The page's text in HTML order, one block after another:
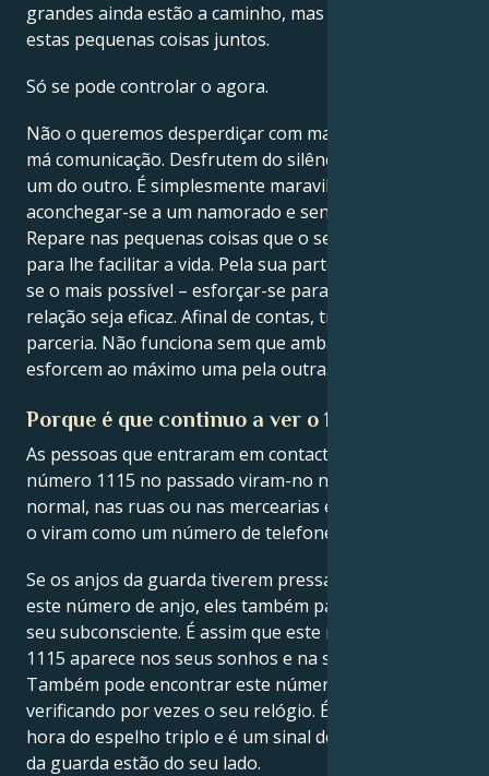
grandes ainda estão a caminho, mas vamos valorizar
estas pequenas coisas juntos.
Só se pode controlar o agora.
Não o queremos desperdiçar com mal-entendidos e
má comunicação. Desfrutem do silêncio do abraço
um do outro. É simplesmente maravilhoso poder
aconchegar-se a um namorado e sentir-se seguro.
Repare nas pequenas coisas que o seu parceiro faz
para lhe facilitar a vida. Pela sua parte, deve esforçar-
se o mais possível – esforçar-se para que a sua
relação seja eficaz. Afinal de contas, trata-se de uma
parceria. Não funciona sem que ambas as partes se
esforcem ao máximo uma pela outra.
Porque é que continuo a ver o 1115?
As pessoas que entraram em contacto com o anjo
número 1115 no passado viram-no na sua vida
normal, nas ruas ou nas mercearias e, por vezes, até
o viram como um número de telefone.
Se os anjos da guarda tiverem pressa em passar-lhe
este número de anjo, eles também passarão para o
seu subconsciente. É assim que este número de anjo
1115 aparece nos seus sonhos e na sua mente.
Também pode encontrar este número de anjo
verificando por vezes o seu relógio. É a chamada
hora do espelho triplo e é um sinal de que os anjos
da guarda estão do seu lado.